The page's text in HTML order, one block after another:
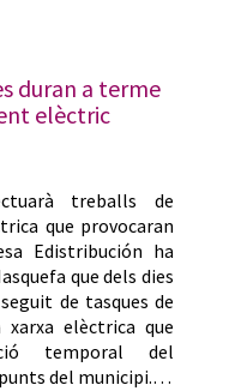
duran a terme
elèctric
treballs de
que provocaran
Edistribución ha
que dels dies
de tasques de
elèctrica que
temporal del
del municipi.…